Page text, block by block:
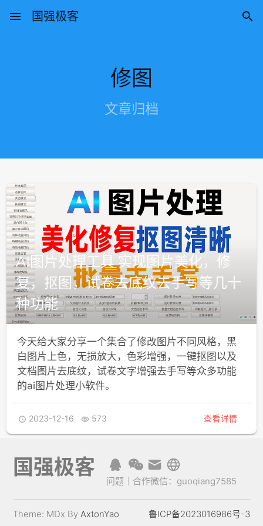
menu 国强极客 
修图
文章归档
AI图片处理工具 实现图片美化，修
复，抠图，试卷去底纹去手写等几十
种功能
今天给大家分享一个集合了修改图片不同风格，黑
白图片上色，无损放大，色彩增强，一键抠图以及
文档图片去底纹，试卷文字增强去手写等众多功能
的ai图片处理小软件。
 2023-12-16  573 查看详情
国强极客
问题｜合作微信：guoqiang7585
Theme: MDx ByAxtonYao 鲁ICP备2023016986号-3